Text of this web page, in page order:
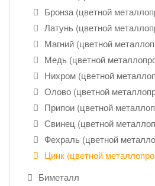
Бронза (цветной
Латунь (цветной
Магний (цветной
Медь (цветной
Нихром (цветной
Олово (цветной
Припои (цветной
Свинец (цветной
Фехраль (цветной
Цинк (цветной
Биметалл